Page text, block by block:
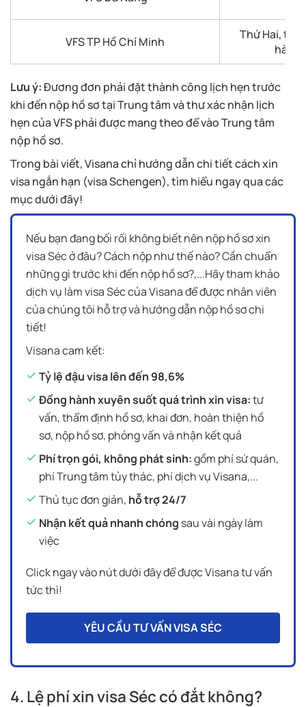
VFS TP Hồ Chí Minh
Thứ Hai, thứ
hàng
Lưu ý:Đương đơn phải đặt thành công lịch hẹn trước
khi đến nộp hồ sơ tại Trung tâm và thư xác nhận lịch
hẹn của VFS phải được mang theo để vào Trung tâm
nộp hồ sơ.
Trong bài viết, Visana chỉ hướng dẫn chi tiết cách xin
visa ngắn hạn (visa Schengen), tìm hiểu ngay qua các
mục dưới đây!
Nếu bạn đang bối rối không biết nên nộp hồ sơ xin
visa Séc ở đâu? Cách nộp như thế nào? Cần chuẩn
những gì trước khi đến nộp hồ sơ?,...Hãy tham khảo
dịch vụ làm visa Séc của Visana để được nhân viên
của chúng tôi hỗ trợ và hướng dẫn nộp hồ sơ chi
tiết!
Visana cam kết:
Tỷ lệ đậu visa lên đến 98,6%
Đồng hành xuyên suốt quá trình xin visa:tư
vấn, thẩm định hồ sơ, khai đơn, hoàn thiện hồ
sơ, nộp hồ sơ, phỏng vấn và nhận kết quả
Phí trọn gói, không phát sinh:gồm phí sứ quán,
phí Trung tâm tủy thác, phí dịch vụ Visana,...
Thủ tục đơn giản, hỗ trợ 24/7
Nhận kết quả nhanh chóng sau vài ngày làm
việc
Click ngay vào nút dưới đây để được Visana tư vấn
tức thì!
YÊU CẦU TƯ VẤN VISA SÉC
4. Lệ phí xin visa Séc có đắt không?